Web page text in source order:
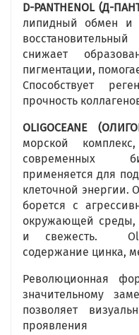
D-PANTHENOL (Д-
липидный обмен и
снижает
пигментации,
Способствует
прочность
OLIGOCEANE
морской
современных
применяется для
клеточной энергии.
борется с
окружающей среды,
и свежесть.
содержание цинка,
Революционная
значительному
позволяет
проявления